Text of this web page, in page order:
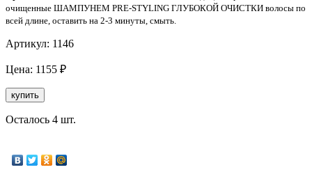
очищенные ШАМПУНЕМ PRE-STYLING ГЛУБОКОЙ ОЧИСТКИ волосы по
всей длине, оставить на 2-3 минуты, смыть.
Артикул: 1146
Цена: 1155 ₽
купить
Осталось 4 шт.